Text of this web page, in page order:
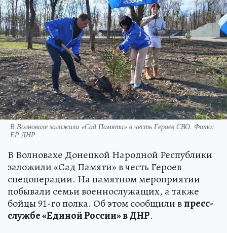
В Волновахе заложили «Сад Памяти» в честь Героев СВО. Фото:
ЕР ДНР
В Волновахе Донецкой Народной Республики
заложили «Сад Памяти» в честь Героев
спецоперации. На памятном мероприятии
побывали семьи военнослужащих, а также
бойцы 91-го полка. Об этом сообщили впресс-
службе «Единой России» в ДНР.